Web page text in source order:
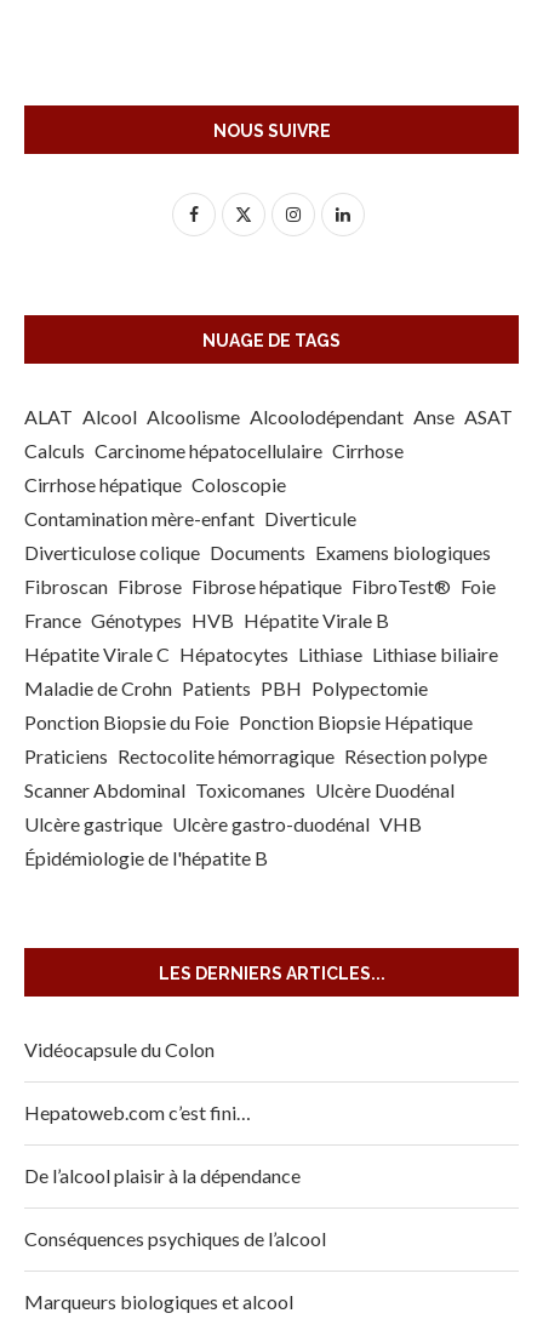
NOUS SUIVRE
NUAGE DE TAGS
ALAT Alcool Alcoolisme Alcoolodépendant Anse ASAT
Calculs Carcinome hépatocellulaire Cirrhose
Cirrhose hépatique Coloscopie
Contamination mère-enfant Diverticule
Diverticulose colique Documents Examens biologiques
Fibroscan Fibrose Fibrose hépatique FibroTest® Foie
France Génotypes HVB Hépatite Virale B
Hépatite Virale C Hépatocytes Lithiase Lithiase biliaire
Maladie de Crohn Patients PBH Polypectomie
Ponction Biopsie du Foie Ponction Biopsie Hépatique
Praticiens Rectocolite hémorragique Résection polype
Scanner Abdominal Toxicomanes Ulcère Duodénal
Ulcère gastrique Ulcère gastro-duodénal VHB
Épidémiologie de l'hépatite B
LES DERNIERS ARTICLES...
Vidéocapsule du Colon
Hepatoweb.com c’est fini…
De l’alcool plaisir à la dépendance
Conséquences psychiques de l’alcool
Marqueurs biologiques et alcool